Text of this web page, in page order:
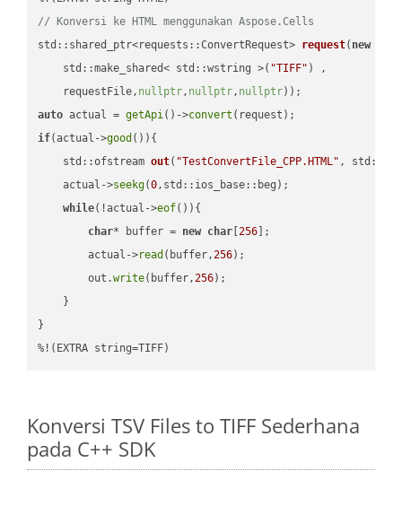
// Konversi ke HTML menggunakan Aspose.Cells
std::shared_ptr<requests::ConvertRequest> request( new
    std::make_shared< std::wstring >(
"TIFF" ) ,
    requestFile,
nullptr, nullptr, nullptr))
auto actual = getApi()->convert
if(actual->good ()){
std::ofstream out( "TestConvertFile_CPP.HTML" ,
    actual->
seekg(0,std::ios_base::beg);
while(!actual->eof()){
char* buffer = new char [256 ];
        actual->
read (buffer,256);
        out.
write(buffer,256);
    }
}
%!(EXTRA string=TIFF)
Konversi TSV Files to TIFF Sederhana
pada C++ SDK